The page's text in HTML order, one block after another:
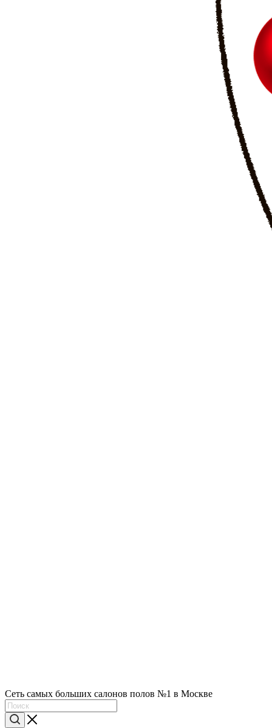
Сеть самых больших салонов полов №1 в Москве